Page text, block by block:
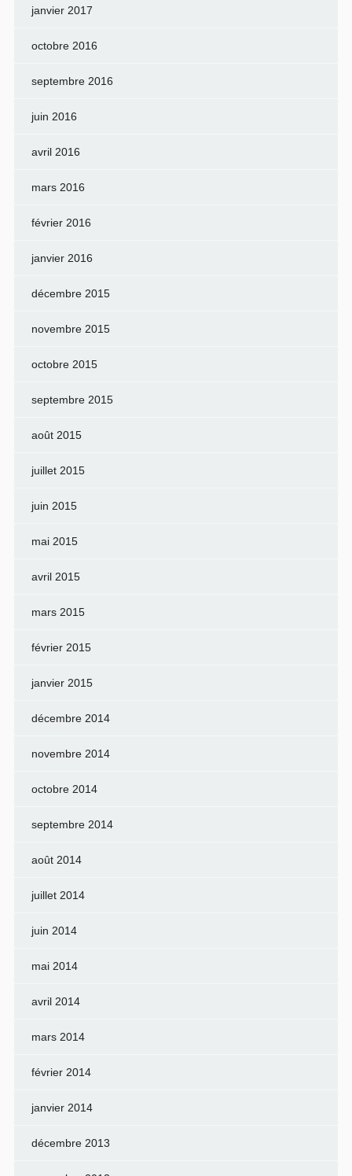
janvier 2017
octobre 2016
septembre 2016
juin 2016
avril 2016
mars 2016
février 2016
janvier 2016
décembre 2015
novembre 2015
octobre 2015
septembre 2015
août 2015
juillet 2015
juin 2015
mai 2015
avril 2015
mars 2015
février 2015
janvier 2015
décembre 2014
novembre 2014
octobre 2014
septembre 2014
août 2014
juillet 2014
juin 2014
mai 2014
avril 2014
mars 2014
février 2014
janvier 2014
décembre 2013